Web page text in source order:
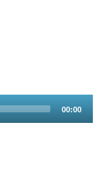
00:00